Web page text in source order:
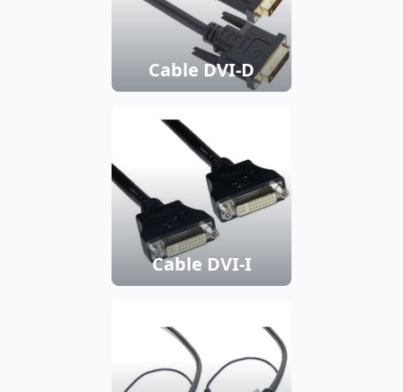
Cable DVI-D
Cable DVI-I